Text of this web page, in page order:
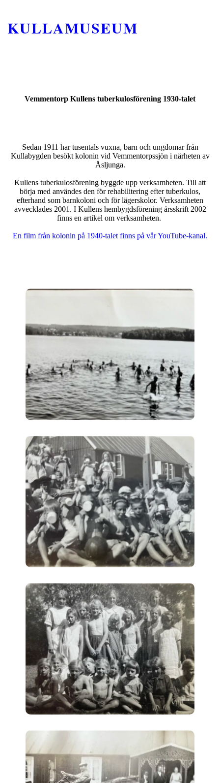
KULLAMUSEUM
Vemmentorp Kullens tuberkulosförening 1930-talet
Sedan 1911 har tusentals vuxna, barn och ungdomar från
Kullabygden besökt kolonin vid Vemmentorpssjön i närheten av
Åsljunga.
Kullens tuberkulosförening byggde upp verksamheten. Till att
börja med användes den för rehabilitering efter tuberkulos,
efterhand som barnkoloni och för lägerskolor. Verksamheten
avvecklades 2001. I Kullens hembygdsförening årsskrift 2002
finns en artikel om verksamheten.
En film från kolonin på 1940-talet finns på vår YouTube-kanal.